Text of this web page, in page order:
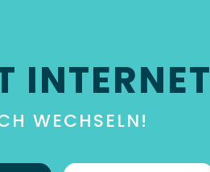
INTERNET
WECHSELN!